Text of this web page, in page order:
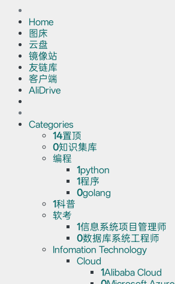
Home
图床
云盘
镜像站
友链库
客户端
AliDrive
Categories
14置顶
0知识集库
编程
1python
1程序
0golang
1科普
软考
1信息系统项目管理师
0数据库系统工程师
Infomation Technology
Cloud
1Alibaba Cloud